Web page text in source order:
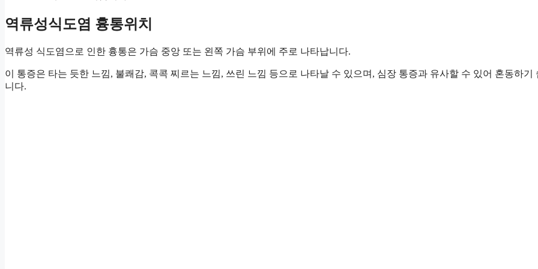
역류성식도염 흉통위치
역류성 식도염으로 인한 흉통은 가슴 중앙 또는 왼쪽 가슴 부위에 주로 나타납니다.
이 통증은 타는 듯한 느낌, 불쾌감, 콕콕 찌르는 느낌, 쓰린 느낌 등으로 나타날 수 있으며, 심장 통증과 유사할 수 있어 혼동하기
니다.